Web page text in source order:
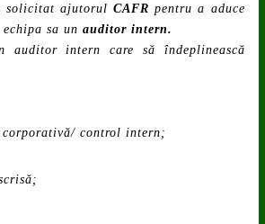
solicitat ajutorulCAFR pentru a aduce
echipa sa unauditor intern.
auditor intern care să îndeplinească
corporativă/ control intern;